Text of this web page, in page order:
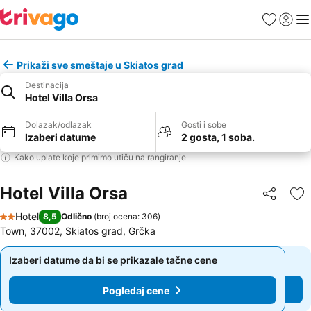
FavoritiPrijavi
Prikaži sve smeštaje u Skiatos grad
Destinacija
Hotel Villa Orsa
Dolazak/odlazak
Izaberi datume
Gosti i sobe
2 gosta, 1 soba.
Kako uplate koje primimo utiču na rangiranje
Hotel Villa Orsa Deli
2 Zvezdice
Hotel 8,5 Odlično (broj ocena: 306)
Town, 37002, Skiatos grad, Grčka
Izaberi datume da bi se prikazale tačne cene
Pogledaj cene
Izaberi datume da bi se prikazale tačne cene
Pogledaj cene